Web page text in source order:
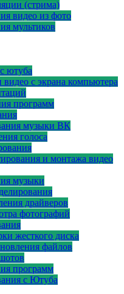
(стрима)
видео из фото
мультиков
ютуба
с экрана компьютера
программ
музыки ВК
голоса
и монтажа видео
музыки
драйверов
фотографий
жесткого диска
файлов
программ
с Ютуба